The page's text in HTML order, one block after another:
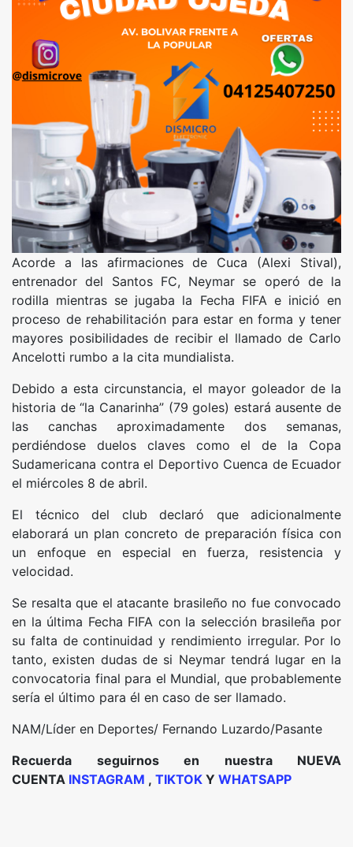
Acorde a las afirmaciones de Cuca (Alexi Stival),
entrenador del Santos FC, Neymar se operó de la
rodilla mientras se jugaba la Fecha FIFA e inició en
proceso de rehabilitación para estar en forma y tener
mayores posibilidades de recibir el llamado de Carlo
Ancelotti rumbo a la cita mundialista.
Debido a esta circunstancia, el mayor goleador de la
historia de “la Canarinha” (79 goles) estará ausente de
las canchas aproximadamente dos semanas,
perdiéndose duelos claves como el de la Copa
Sudamericana contra el Deportivo Cuenca de Ecuador
el miércoles 8 de abril.
El técnico del club declaró que adicionalmente
elaborará un plan concreto de preparación física con
un enfoque en especial en fuerza, resistencia y
velocidad.
Se resalta que el atacante brasileño no fue convocado
en la última Fecha FIFA con la selección brasileña por
su falta de continuidad y rendimiento irregular. Por lo
tanto, existen dudas de si Neymar tendrá lugar en la
convocatoria final para el Mundial, que probablemente
sería el último para él en caso de ser llamado.
NAM/Líder en Deportes/ Fernando Luzardo/Pasante
Recuerda seguirnos en nuestra NUEVA
CUENTA INSTAGRAM , TIKTOK Y WHATSAPP